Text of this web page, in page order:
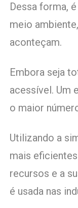
Dessa forma,
meio
aconteçam.
Embora seja
acessível. Um
o maior
Utilizando a
mais
recursos e a
é usada nas